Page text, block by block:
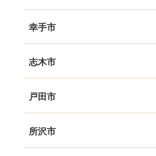
幸手市
志木市
戸田市
所沢市